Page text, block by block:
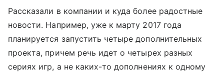
Рассказали в компании и куда более радостные
новости. Например, уже к марту 2017 года
планируется запустить четыре дополнительных
проекта, причем речь идет о четырех разных
сериях игр, а не каких-то дополнениях к одному